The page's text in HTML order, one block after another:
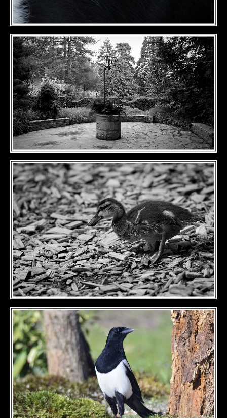
DÉTAILS
DÉTAILS
DÉTAILS